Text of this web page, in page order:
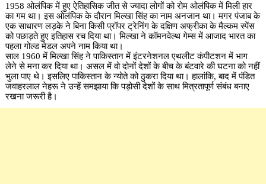
1958 ओलंपिक में हुए ऐतिहासिक जीत से ज्यादा लोगों को रोम ओलंपिक में मिली हार
का गम था। इस ओलंपिक के दौरान मिल्खा सिंह का नाम अनजान था। मगर पंजाब के
एक साधारण लड़के ने बिना किसी प्रॉपर ट्रेनिंग के दक्षिण अफ्रीका के मैल्कम स्पेंस
को पछाड़ते हुए इतिहास रच दिया था। मिल्खा ने कॉमनवेल्थ गेम्स में आजाद भारत का
पहला गोल्ड मेडल अपने नाम किया था।
साल 1960 में मिल्खा सिंह ने पाकिस्तान में इंटरनेशनल एथलीट कंपीटशन में भाग
लेने से मना कर दिया था। असल में वो दोनों देशों के बीच के बंटवारे की घटना को नहीं
भुला पाए थे। इसलिए पाकिस्तान के न्योते को ठुकरा दिया था। हालांकि, बाद में पंडित
जवाहरलाल नेहरू ने उन्हें समझाया कि पड़ोसी देशों के साथ मित्रतापूर्ण संबंध बनाए
रखना जरूरी है।